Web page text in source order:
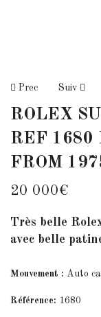
Prec Suiv
ROLEX
REF 1680
FROM
20 000€
Très belle
avec belle
Mouvement : Auto
Référence: 1680